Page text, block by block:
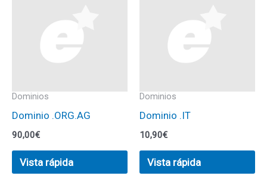
Dominios
Dominio .ORG.AG
90,00€
Vista rápida
Dominios
Dominio .IT
10,90€
Vista rápida